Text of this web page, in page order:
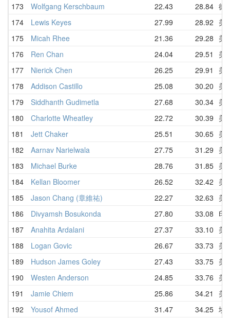
173
Wolfgang Kerschbaum 22.43 28.84 德
174
Lewis Keyes 27.99 28.92 美
175
Micah Rhee 21.36 29.28 美
176
Ren Chan 24.04 29.51
美
177
Nierick Chen 26.25 29.91
美
178
Addison Castillo 25.08 30.20 美
179
Siddhanth Gudimetla 27.68 30.34 美
180
Charlotte Wheatley 22.72 30.39 美
181
Jett Chaker 25.51 30.65 美
182
Aarnav Narielwala 27.75 31.29 美
183
Michael Burke 28.76 31.85 美
184
Kellan Bloomer 26.52 32.42 美
185
Jason Chang (章維祐) 22.27 32.63 美
186
Divyamsh Bosukonda 27.80 33.08 印
187
Anahita Ardalani 27.37 33.10 美
188
Logan Govic 26.67 33.73 美
189
Hudson James Goley 27.43 33.75 美
190
Westen Anderson 24.85 33.76 美
191
Jamie Chiem 25.86 34.21
美
192
Yousof Ahmed 31.47 34.25 埃